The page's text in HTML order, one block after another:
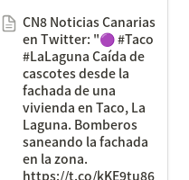
CN8 Noticias Canarias
en Twitter: "🟣 #Taco
#LaLaguna Caída de
cascotes desde la
fachada de una
vivienda en Taco, La
Laguna. Bomberos
saneando la fachada
en la zona.
https://t.co/kKE9tu86